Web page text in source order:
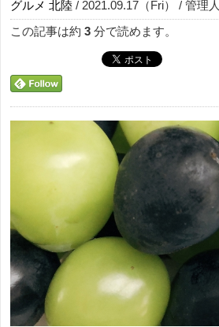
グルメ 北陸 / 2021.09.17（Fri） / 管理人
この記事は約 3 分で読めます。